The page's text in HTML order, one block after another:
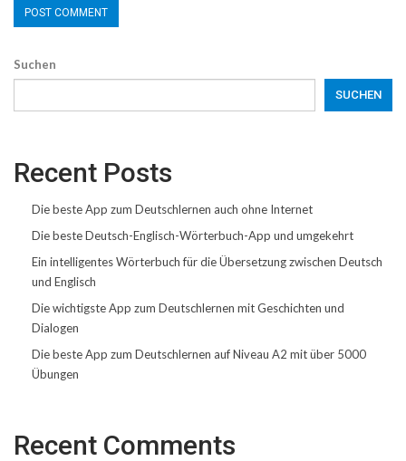
Suchen
SUCHEN
Recent Posts
Die beste App zum Deutschlernen auch ohne Internet
Die beste Deutsch-Englisch-Wörterbuch-App und umgekehrt
Ein intelligentes Wörterbuch für die Übersetzung zwischen Deutsch
und Englisch
Die wichtigste App zum Deutschlernen mit Geschichten und
Dialogen
Die beste App zum Deutschlernen auf Niveau A2 mit über 5000
Übungen
Recent Comments